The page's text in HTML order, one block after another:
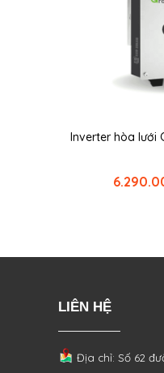
Inverter hòa lưới
LIÊN HỆ
Địa chỉ: Số 62